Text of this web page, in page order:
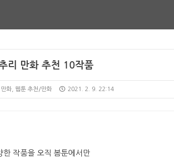
리 만화 추천 10작품
만화, 웹툰 추천/만화 2021. 2. 9. 22:14
작품을 오직 봄툰에서만